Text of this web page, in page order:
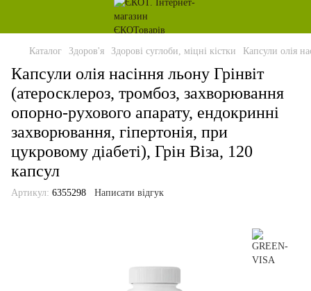
Каталог Здоров'я Здорові суглоби, міцні кістки Капсули олія
Капсули олія насіння льону Грінвіт
(атеросклероз, тромбоз, захворювання
опорно-рухового апарату, ендокринні
захворювання, гіпертонія, при
цукровому діабеті), Грін Віза, 120
капсул
Артикул: 6355298 Написати відгук